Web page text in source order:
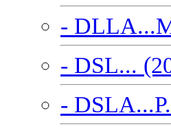
-
- DSL...
-